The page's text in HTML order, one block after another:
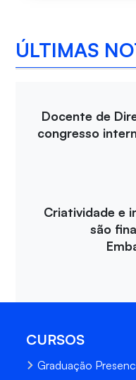
ÚLTIMAS
Docente de
congresso
Criatividade e
são
CURSOS
Graduação